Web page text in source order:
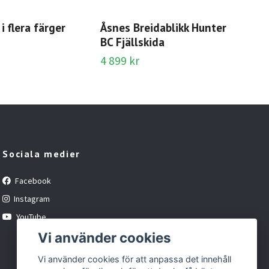
flera färger
Åsnes Breidablikk Hunter
BC Fjällskida
4 899 kr
Sociala medier
Facebook
Instagram
YouTube
Vi använder cookies
Vi använder cookies för att anpassa det innehåll